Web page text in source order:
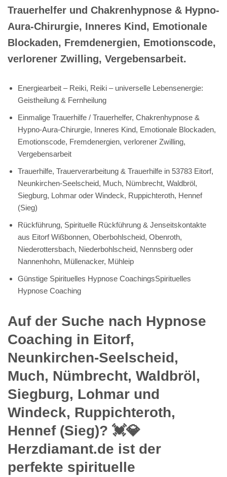
Trauerhelfer und Chakrenhypnose & Hypno-
Aura-Chirurgie, Inneres Kind, Emotionale
Blockaden, Fremdenergien, Emotionscode,
verlorener Zwilling, Vergebensarbeit.
Energiearbeit – Reiki, Reiki – universelle Lebensenergie:
Geistheilung & Fernheilung
Einmalige Trauerhilfe / Trauerhelfer, Chakrenhypnose &
Hypno-Aura-Chirurgie, Inneres Kind, Emotionale Blockaden,
Emotionscode, Fremdenergien, verlorener Zwilling,
Vergebensarbeit
Trauerhilfe, Trauerverarbeitung & Trauerhilfe in 53783 Eitorf,
Neunkirchen-Seelscheid, Much, Nümbrecht, Waldbröl,
Siegburg, Lohmar oder Windeck, Ruppichteroth, Hennef
(Sieg)
Rückführung, Spirituelle Rückführung & Jenseitskontakte
aus Eitorf Wißbonnen, Oberbohlscheid, Obenroth,
Niederottersbach, Niederbohlscheid, Nennsberg oder
Nannenhohn, Müllenacker, Mühleip
Günstige Spirituelles Hypnose CoachingsSpirituelles
Hypnose Coaching
Auf der Suche nach Hypnose
Coaching in Eitorf,
Neunkirchen-Seelscheid,
Much, Nümbrecht, Waldbröl,
Siegburg, Lohmar und
Windeck, Ruppichteroth,
Hennef (Sieg)? 💓️💎
Herzdiamant.de ist der
perfekte spirituelle